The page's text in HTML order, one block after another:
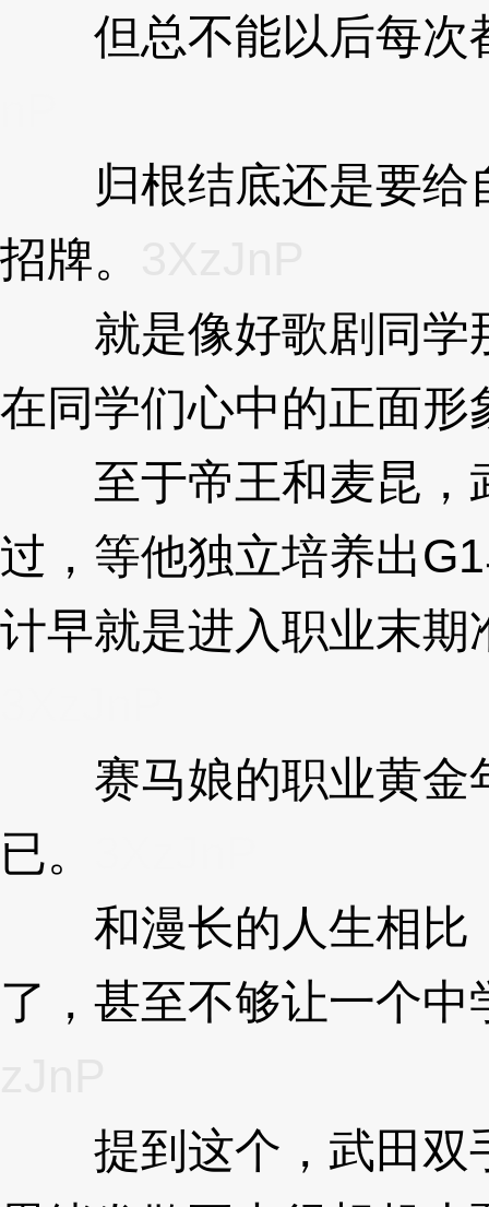
但总不能以后每次
归根结底还是要给
招牌。
就是像好歌剧同学
在同学们心中的正面形
至于帝王和麦昆，
过，等他独立培养出
计早就是进入职业末
赛马娘的职业黄金
已。
和漫长的人生相比
了，甚至不够让一个
提到这个，武田双